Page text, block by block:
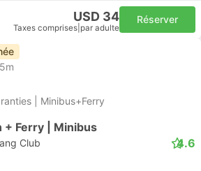
USD 34
Taxes comprises par adulte
Réserver
| Minibus+Ferry
+ Ferry | Minibus
Club 4.6